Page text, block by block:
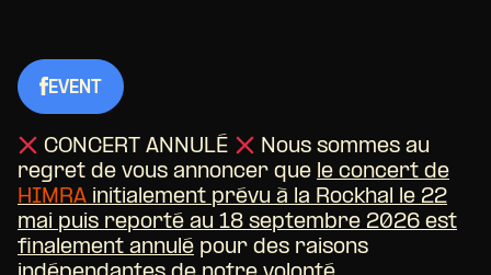
EVENT
CONCERT ANNULÉ
Nous sommes au
regret de vous annoncer que le concert de
HIMRA initialement prévu à la Rockhal le 22
mai puis reporté au 18 septembre 2026 est
finalement annulé pour des raisons